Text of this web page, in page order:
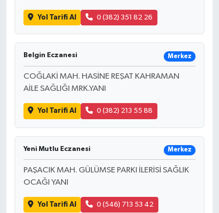
Yol Tarifi Al 0 (382) 351 82 26
Belgin Eczanesi Merkez
COĞLAKİ MAH. HASİNE REŞAT KAHRAMAN
AİLE SAĞLIĞI MRK.YANI
Yol Tarifi Al 0 (382) 213 55 88
Yeni Mutlu Eczanesi Merkez
PAŞACIK MAH. GÜLÜMSE PARKI İLERİSİ SAĞLIK
OCAĞI YANI
Yol Tarifi Al 0 (546) 713 53 42